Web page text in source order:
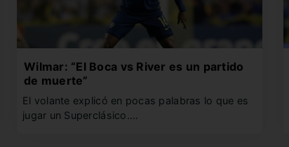
Wilmar: “El Boca vs River es un partido
de muerte”
El volante explicó en pocas palabras lo que es
jugar un Superclásico.…